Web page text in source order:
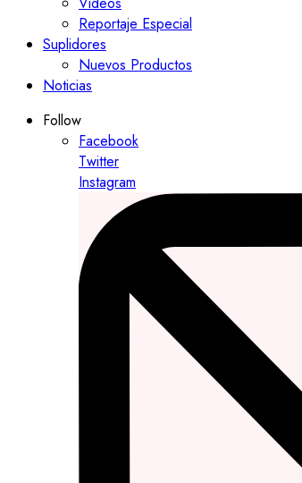
Reportaje Especial
Suplidores
Nuevos Productos
Noticias
Follow
Facebook
Twitter
Instagram